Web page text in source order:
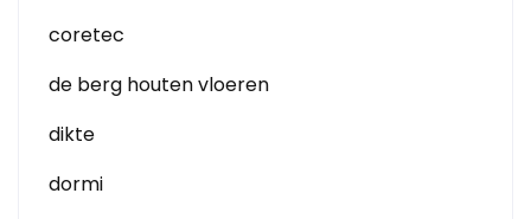
coretec
de berg houten vloeren
dikte
dormi